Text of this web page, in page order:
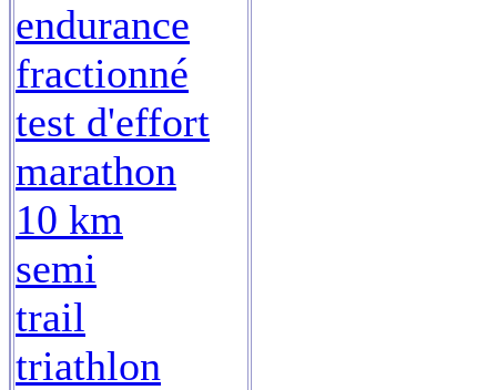
endurance
fractionné
test d'effort
marathon
10 km
semi
trail
triathlon